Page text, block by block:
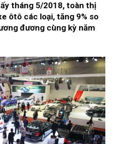
tháng 5/2018, toàn thị
ôtô các loại, tăng 9% so
đương cùng kỳ năm